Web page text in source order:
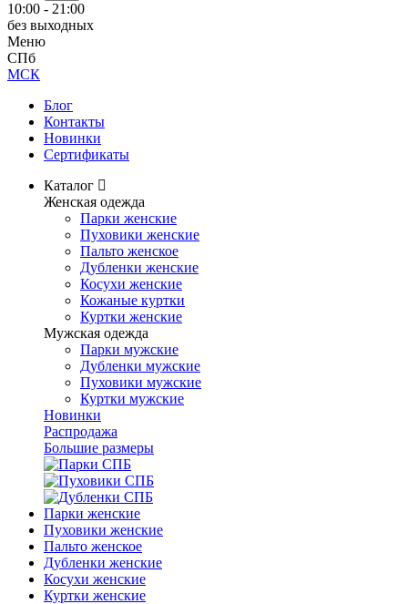
10:00 - 21:00
без выходных
Меню
СПб
МСК
Блог
Контакты
Новинки
Сертификаты
Каталог
Женская одежда
Парки женские
Пуховики женские
Пальто женское
Дубленки женские
Косухи женские
Кожаные куртки
Куртки женские
Мужская одежда
Парки мужские
Дубленки мужские
Пуховики мужские
Куртки мужские
Новинки
Распродажа
Большие размеры
Парки женские
Пуховики женские
Пальто женское
Дубленки женские
Косухи женские
Куртки женские